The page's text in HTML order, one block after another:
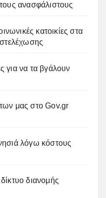
ανασφάλιστους
κατοικίες στα
για να τα βγάλουν
μας στο Gov.gr
λόγω κόστους
διανομής